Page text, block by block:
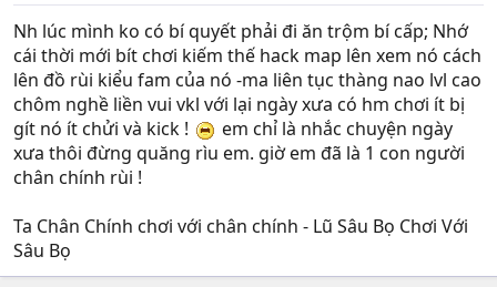
Nh lúc mình ko có bí quyết phải đi ăn trộm bí cấp; Nhớ
cái thời mới bít chơi kiếm thế hack map lên xem nó cách
lên đồ rùi kiểu fam của nó -ma liên tục thàng nao lvl cao
chôm nghề liền vui vkl với lại ngày xưa có hm chơi ít bị
gít nó ít chửi và kick !
em chỉ là nhắc chuyện ngày
xưa thôi đừng quăng rìu em. giờ em đã là 1 con người
chân chính rùi !
Ta Chân Chính chơi với chân chính - Lũ Sâu Bọ Chơi Với
Sâu Bọ